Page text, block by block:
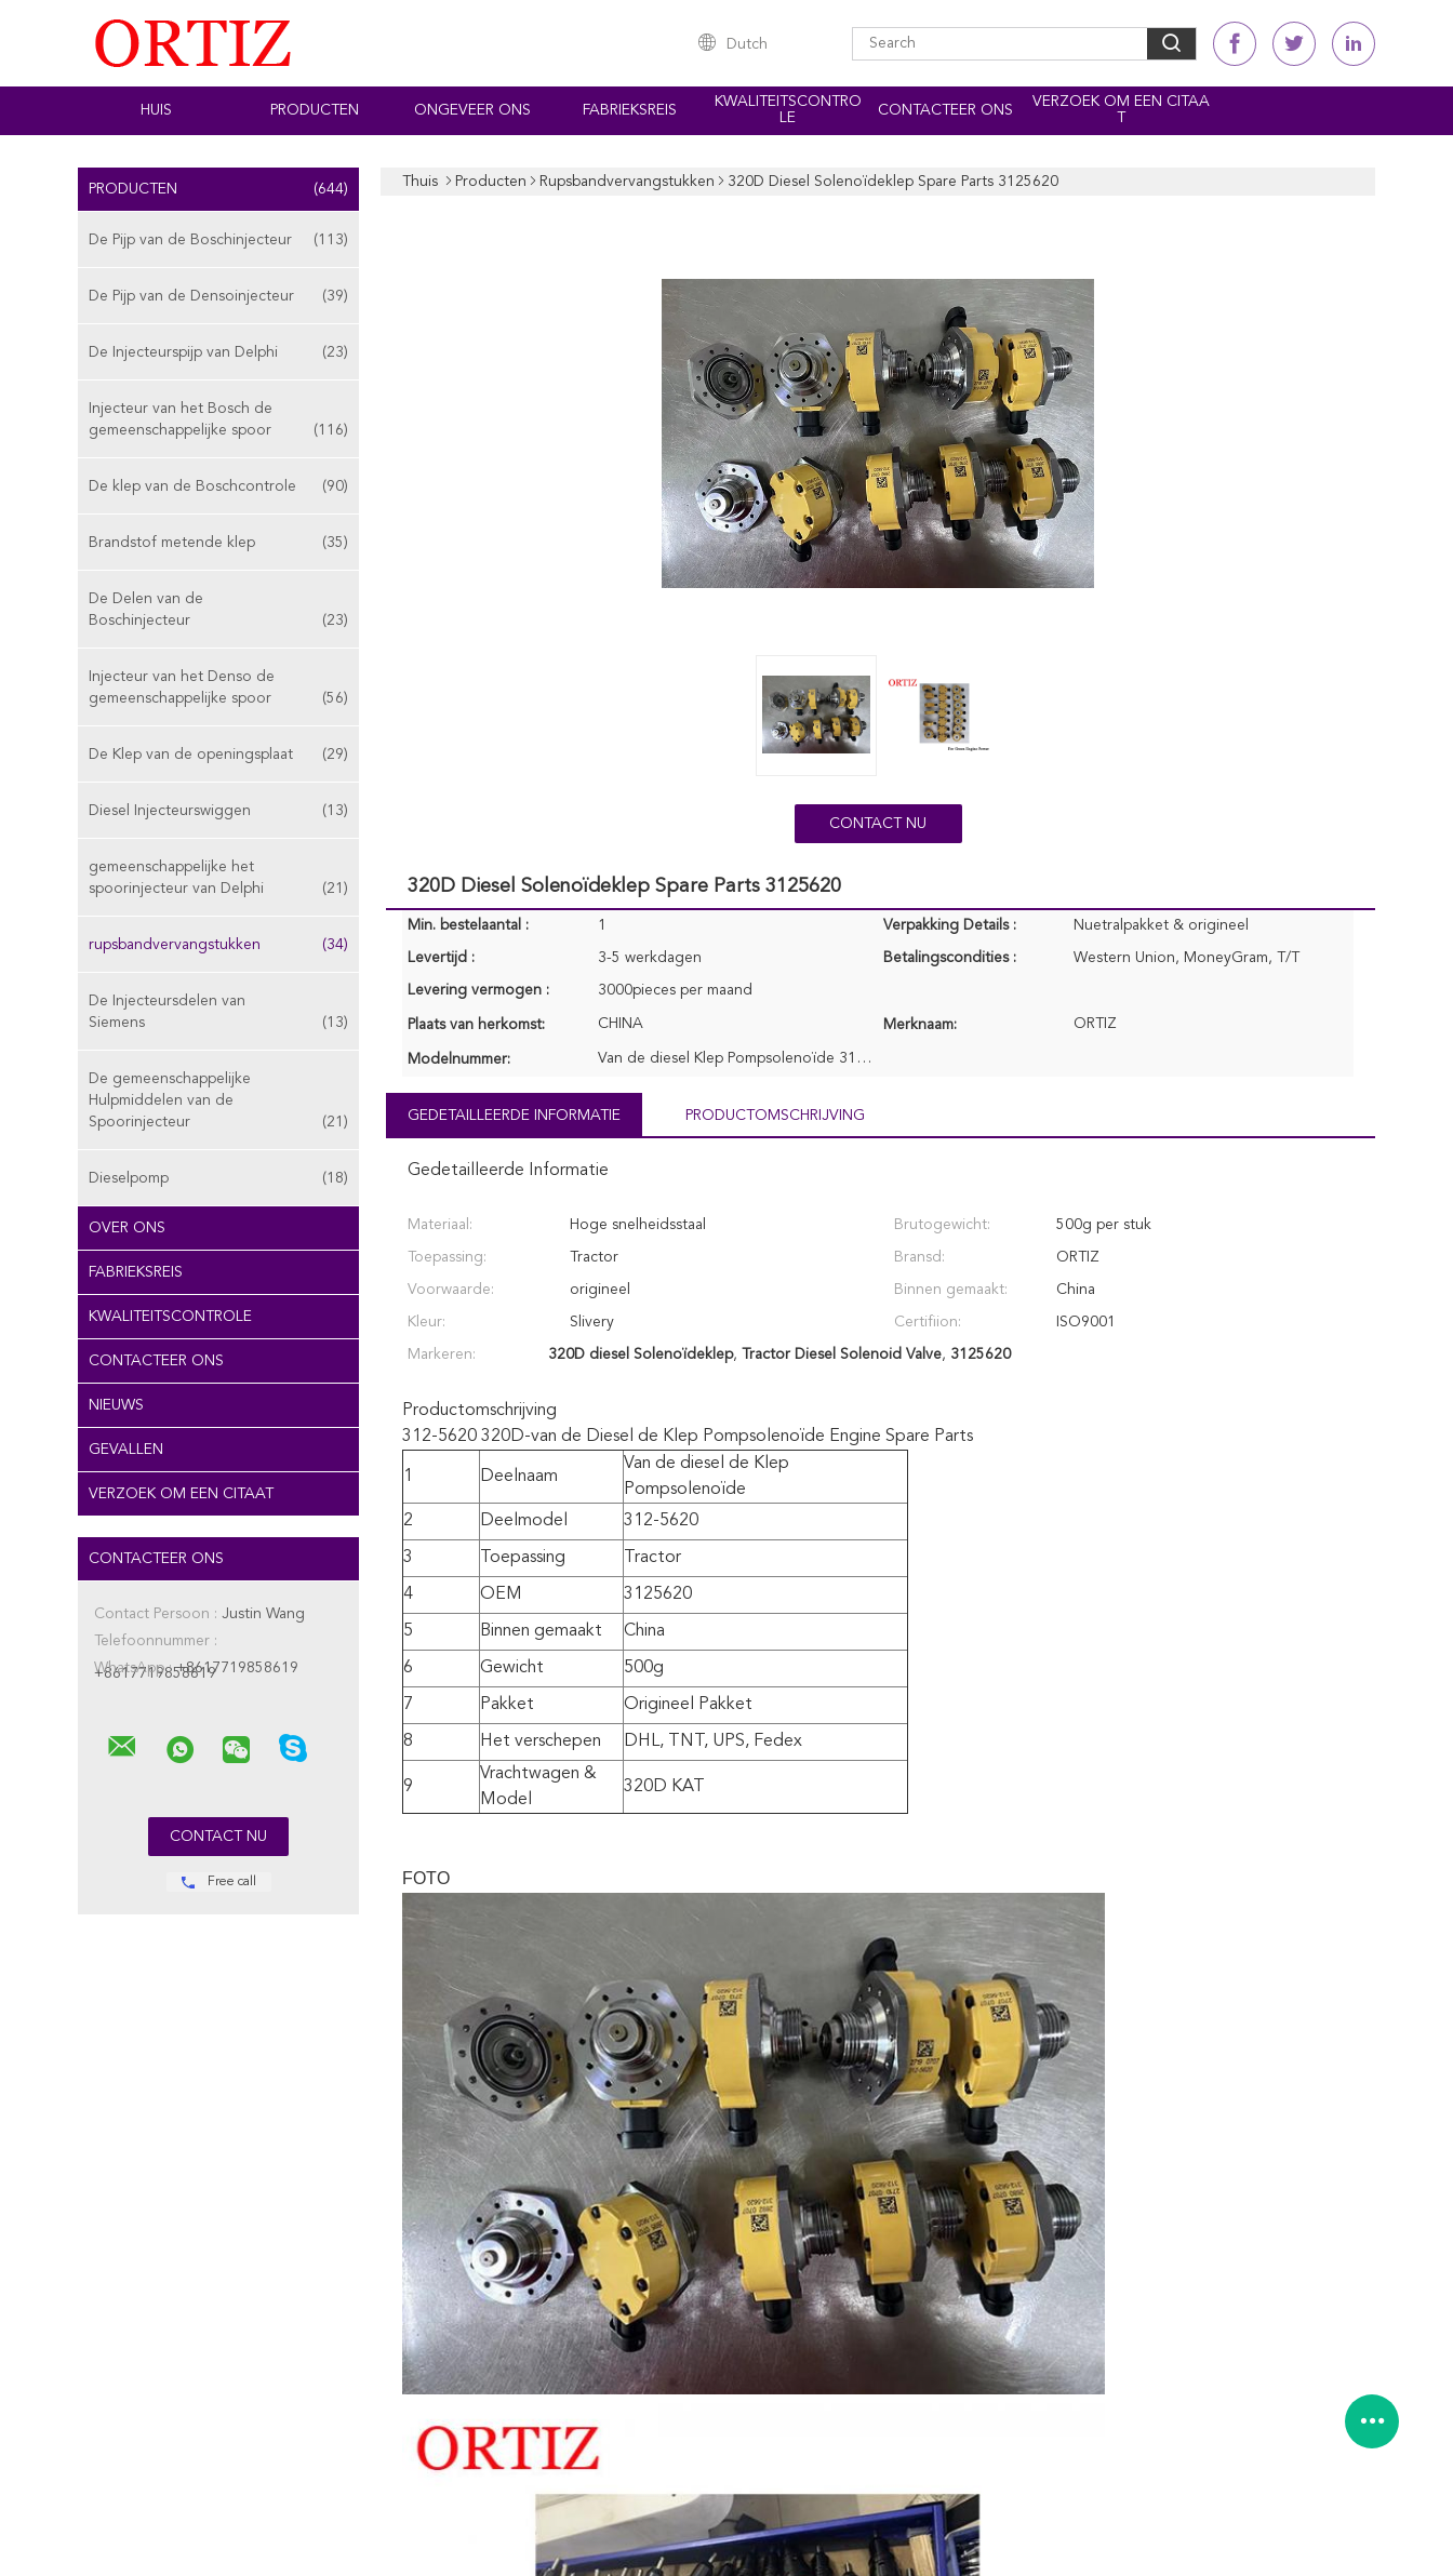
Dutch
HUIS PRODUCTEN ONGEVEER ONS FABRIEKSREIS
KWALITEITSCONTRO
LE
CONTACTEER ONS
VERZOEK OM EEN CITAA
PRODUCTEN (644)
De Pijp van de Boschinjecteur (113)
De Pijp van de Densoinjecteur (39)
De Injecteurspijp van Delphi (23)
Injecteur van het Bosch de
gemeenschappelijke spoor
(116)
De klep van de Boschcontrole (90)
Brandstof metende klep (35)
De Delen van de
Boschinjecteur
(23)
Injecteur van het Denso de
gemeenschappelijke spoor
(56)
De Klep van de openingsplaat (29)
Diesel Injecteurswiggen (13)
gemeenschappelijke het
spoorinjecteur van Delphi
(21)
rupsbandvervangstukken (34)
De Injecteursdelen van
Siemens
(13)
De gemeenschappelijke
Hulpmiddelen van de
Spoorinjecteur
(21)
Dieselpomp (18)
OVER ONS
FABRIEKSREIS
KWALITEITSCONTROLE
CONTACTEER ONS
NIEUWS
GEVALLEN
VERZOEK OM EEN CITAAT
CONTACTEER ONS
Contact Persoon : Justin Wang
Telefoonnummer :
+8617719858619
WhatsApp :+8617719858619
Free call
Thuis Producten Rupsbandvervangstukken 320D Diesel Solenoïdeklep Spare Parts 3125620
CONTACT NU
320D Diesel Solenoïdeklep Spare Parts 3125620
Min. bestelaantal : 1 Verpakking Details : Nuetralpakket & origineel
Levertijd : 3-5 werkdagen Betalingscondities : Western Union, MoneyGram, T/T
Levering vermogen : 3000pieces per maand
Plaats van herkomst: CHINA Merknaam: ORTIZ
Modelnummer: Van de diesel Klep Pompsolenoïde 312-5620
GEDETAILLEERDE INFORMATIE PRODUCTOMSCHRIJVING
Gedetailleerde Informatie
Materiaal: Hoge snelheidsstaal Brutogewicht: 500g per stuk
Toepassing: Tractor Bransd: ORTIZ
Voorwaarde: origineel Binnen gemaakt: China
Kleur: Slivery Certifiion: ISO9001
Markeren: 320D diesel Solenoïdeklep, Tractor Diesel Solenoid Valve, 3125620
Productomschrijving
312-5620 320D-van de Diesel de Klep Pompsolenoïde Engine Spare Parts
1 Deelnaam
Van de diesel de Klep
Pompsolenoïde
2
Deelmodel 312-5620
3 Toepassing Tractor
4 OEM 3125620
5 Binnen gemaakt China
6 Gewicht 500g
7 Pakket Origineel Pakket
8 Het verschepen DHL, TNT, UPS, Fedex
9
Vrachtwagen &
Model
320D KAT
FOTO